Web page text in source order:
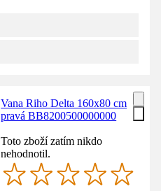
Vana Riho Delta 160x80 cm
pravá BB8200500000000
Toto zboží zatím nikdo
nehodnotil.